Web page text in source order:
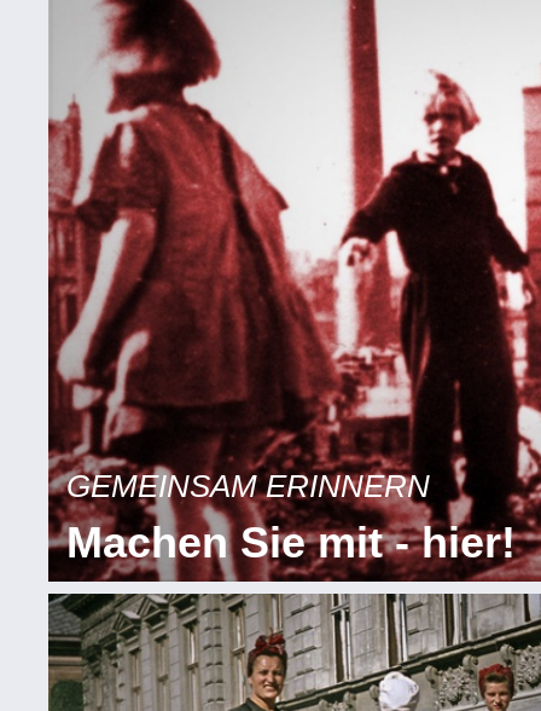
GEMEINSAM ERINNERN
Machen Sie mit - hier!